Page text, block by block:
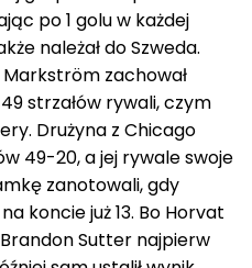
po 1 golu w każdej
należał do Szweda.
zachował
strzałów rywali, czym
Drużyna z Chicago
49-20, a jej rywale swoje
zanotowali, gdy
koncie już 13. Bo Horvat
Sutter najpierw